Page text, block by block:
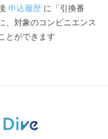
申込履歴 に「引換番
、対象のコンビニエンス
とができます